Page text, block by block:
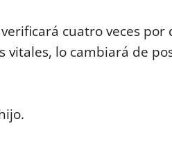
cuatro veces por
vitales, lo cambiará de